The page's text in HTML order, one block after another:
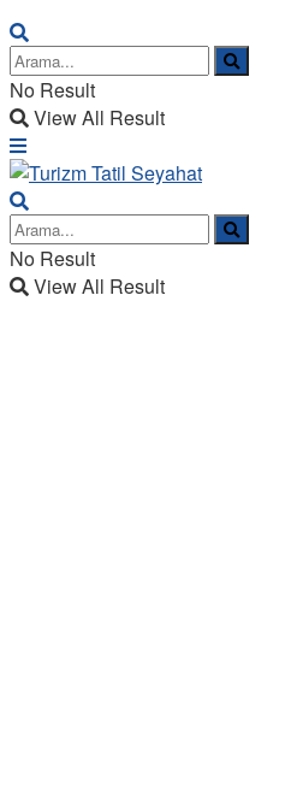
No Result
View All Result
No Result
View All Result